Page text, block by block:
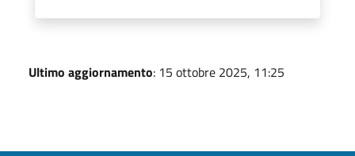
Ultimo aggiornamento: 15 ottobre 2025, 11:25